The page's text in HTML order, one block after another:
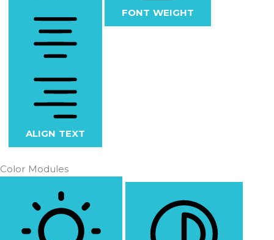
ALIGN TEXT
FONT WEIGHT
Color Modules